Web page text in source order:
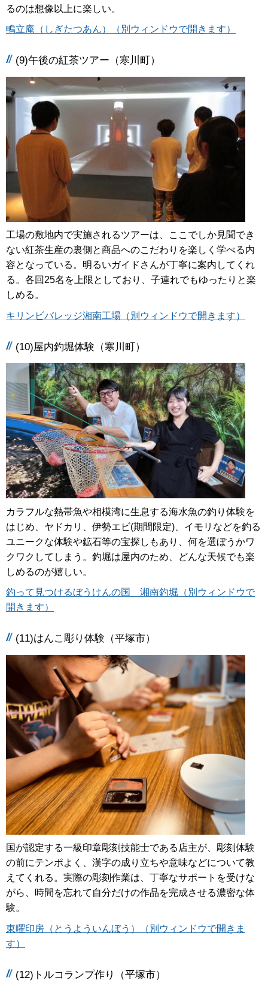
るのは想像以上に楽しい。
鴫立庵（しぎたつあん）（別ウィンドウで開きます）
(9)午後の紅茶ツアー（寒川町）
工場の敷地内で実施されるツアーは、ここでしか見聞でき
ない紅茶生産の裏側と商品へのこだわりを楽しく学べる内
容となっている。明るいガイドさんが丁寧に案内してくれ
る。各回25名を上限としており、子連れでもゆったりと楽
しめる。
キリンビバレッジ湘南工場（別ウィンドウで開きます）
(10)屋内釣堀体験（寒川町）
カラフルな熱帯魚や相模湾に生息する海水魚の釣り体験を
はじめ、ヤドカリ、伊勢エビ(期間限定)、イモリなどを釣る
ユニークな体験や鉱石等の宝探しもあり、何を選ぼうかワ
クワクしてしまう。釣堀は屋内のため、どんな天候でも楽
しめるのが嬉しい。
釣って見つけるぼうけんの国 湘南釣堀（別ウィンドウで
開きます）
(11)はんこ彫り体験（平塚市）
国が認定する一級印章彫刻技能士である店主が、彫刻体験
の前にテンポよく、漢字の成り立ちや意味などについて教
えてくれる。実際の彫刻作業は、丁寧なサポートを受けな
がら、時間を忘れて自分だけの作品を完成させる濃密な体
験。
東曜印房（とうよういんぼう）（別ウィンドウで開きま
す）
(12)トルコランプ作り（平塚市）